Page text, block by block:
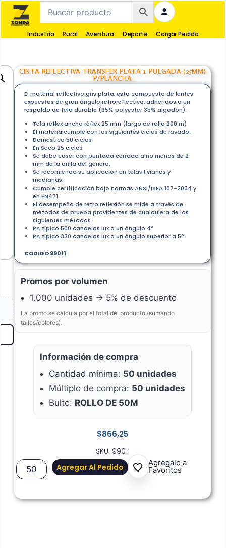
Industria Rural Aventura Deporte Cargar Pedido
CINTA REFLECTIVA TRANSFER PLATA 1 PULGADA (25MM)
P/PLANCHA
$866,25
El material reflectivo gris plata, esta compuesto de lentes
expuestos de gran ángulo retroreflectivo, adheridos a un
respaldo de tela durable (65% polyester 35% algodón).
Tela reflex ancho réflex 25 mm (largo de rollo 200 m)
El materialcumple con los siguientes ciclos de lavado.
Domestico 50 ciclos
En Seco 25 ciclos
Se debe coser con puntada cerrada a no menos de 2
mm de la orilla del genero.
Se recomienda su aplicación en telas livianas y
medianas.
Cumple certificación bajo normas ANSI/ISEA 107-2004 y
en EN471.
El desempeño de retro reflexión se mide a través de
métodos de prueba providentes de cualquiera de los
siguientes métodos.
RA típico 500 candelas lux a un ángulo 4°
RA típico 330 candelas lux a un ángulo superior a 5°
CODIGO 99011
SKU: 99011
Agregar Al Pedido
Agregalo a
Favoritos
Promos por volumen
1.000 unidades → 5% de descuento
La promo se calcula por el total del producto (sumando
talles/colores).
Información de compra
Cantidad mínima: 50 unidades
Múltiplo de compra: 50 unidades
Bulto: ROLLO DE 50M